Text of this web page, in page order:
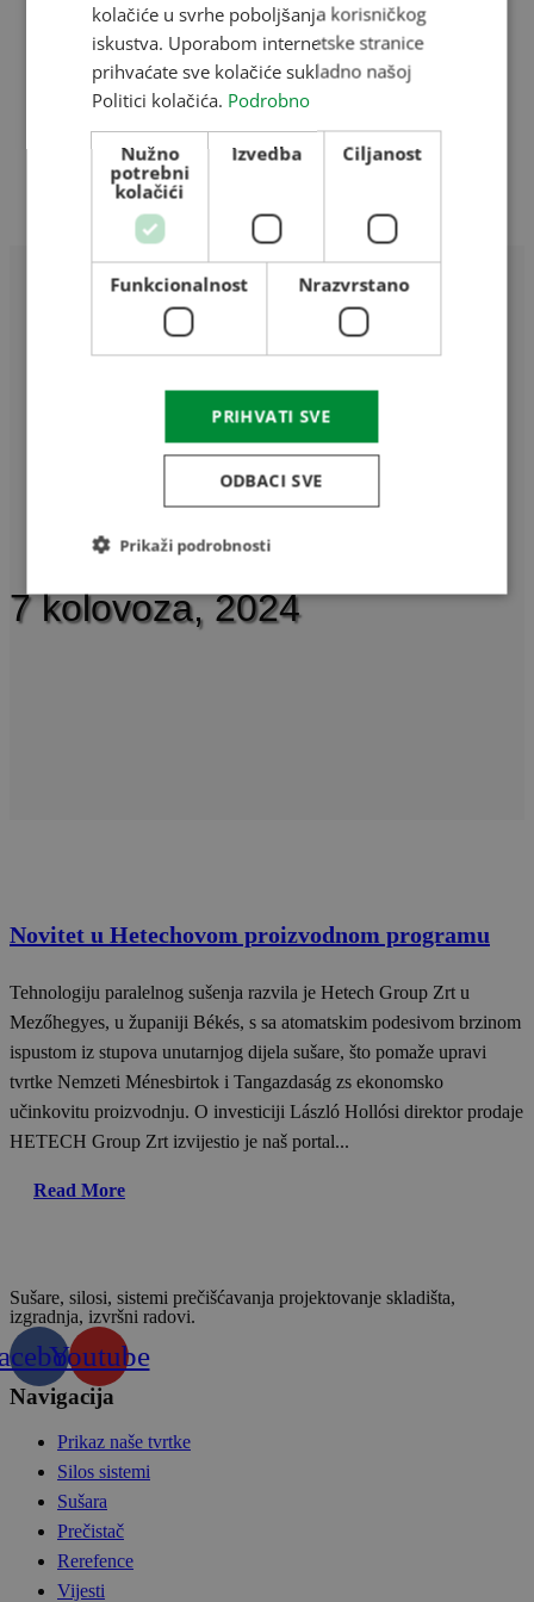
Interaktivna karta
7 kolovoza, 2024
Novitet u Hetechovom proizvodnom programu
Tehnologiju paralelnog sušenja razvila je Hetech Group Zrt u
Mezőhegyes, u županiji Békés, s sa atomatskim podesivom brzinom
ispustom iz stupova unutarnjog dijela sušare, što pomaže upravi
tvrtke Nemzeti Ménesbirtok i Tangazdaság zs ekonomsko
učinkovitu proizvodnju. O investiciji László Hollósi direktor prodaje
HETECH Group Zrt izvijestio je naš portal...
Read More
Sušare, silosi, sistemi prečišćavanja projektovanje skladišta,
izgradnja, izvršni radovi.
Youtube
Navigacija
Prikaz naše tvrtke
Silos sistemi
Sušara
Prečistač
Rerefence
Vijesti
ROMANIAN
CROATIAN
kolačiće u svrhe poboljšanja korisničkog
iskustva. Uporabom internetske stranice
prihvaćate sve kolačiće sukladno našoj
Politici kolačića. Podrobno
Nužno
potrebni
kolačići
Izvedba Ciljanost
Funkcionalnost Nrazvrstano
PRIHVATI SVE
ODBACI SVE
Prikaži podrobnosti